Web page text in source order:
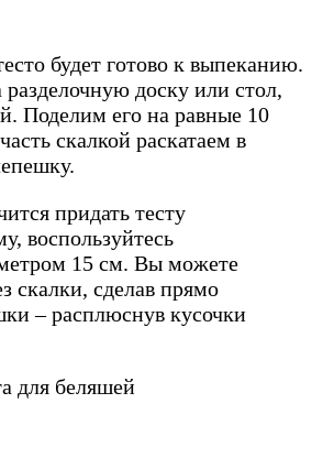
будет готово к выпеканию.
доску или стол,
Поделим его на равные 10
скалкой раскатаем в
придать тесту
воспользуйтесь
15 см. Вы можете
скалки, сделав прямо
– расплюснув кусочки